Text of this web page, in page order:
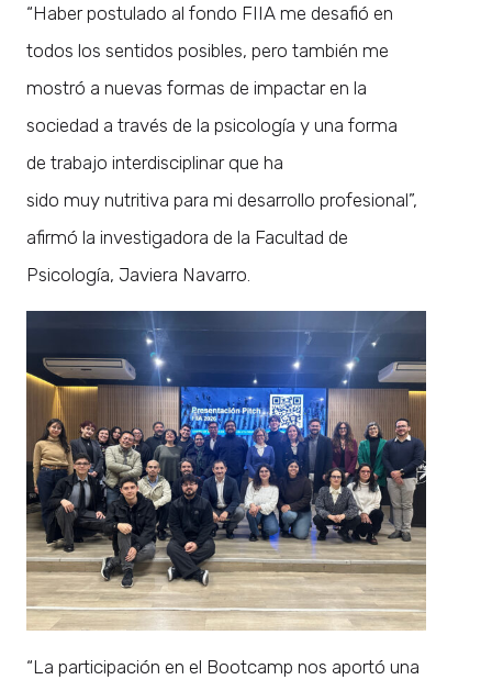
“Haber postulado al fondo FIIA me desafió en
todos los sentidos posibles, pero también me
mostró a nuevas formas de impactar en la
sociedad a través de la psicología y una forma
de trabajo interdisciplinar que ha
sido muy nutritiva para mi desarrollo profesional”,
afirmó la investigadora de la Facultad de
Psicología, Javiera Navarro.
“La participación en el Bootcamp nos aportó una